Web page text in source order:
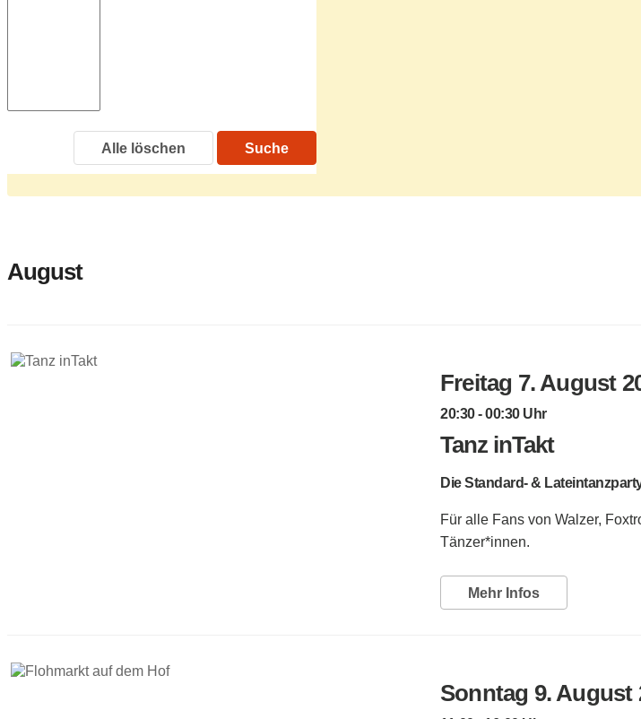
Alle löschen Suche
August
Freitag 7. August
20:30 - 00:30 Uhr
Tanz inTakt
Die Standard- &
Für alle Fans von Walzer,
Tänzer*innen.
Mehr Infos
Sonntag 9. August